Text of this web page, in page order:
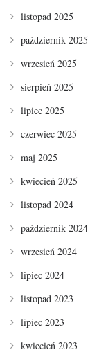
listopad 2025
październik 2025
wrzesień 2025
sierpień 2025
lipiec 2025
czerwiec 2025
maj 2025
kwiecień 2025
listopad 2024
październik 2024
wrzesień 2024
lipiec 2024
listopad 2023
lipiec 2023
kwiecień 2023